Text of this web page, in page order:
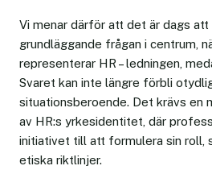
Vi menar därför att det är dags
grundläggande frågan i centrum,
representerar HR – ledningen,
Svaret kan inte längre förbli
situationsberoende. Det krävs en
av HR:s yrkesidentitet, där
initiativet till att formulera sin roll,
etiska riktlinjer.